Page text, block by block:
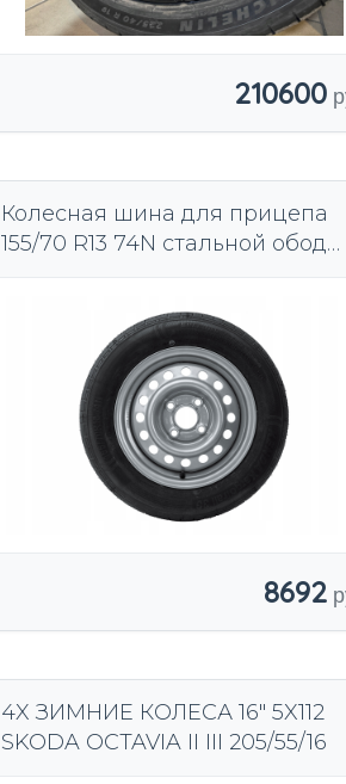
210600
Колесная шина для прицепа
155/70 R13 74N стальной обод
8692
4X ЗИМНИЕ КОЛЕСА 16" 5X112
SKODA OCTAVIA II III 205/55/16